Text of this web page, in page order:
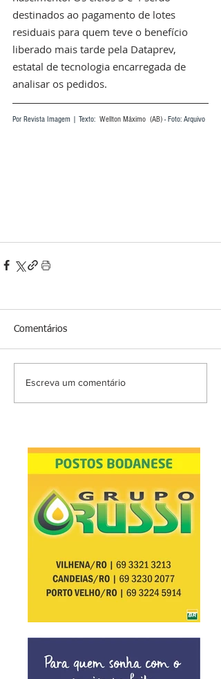
destinados ao pagamento de lotes
residuais para quem teve o benefício
liberado mais tarde pela Dataprev,
estatal de tecnologia encarregada de
analisar os pedidos.
Por Revista Imagem | Texto: Wellton Máximo  (AB) - Foto: Arquivo
Comentários
Escreva um comentário